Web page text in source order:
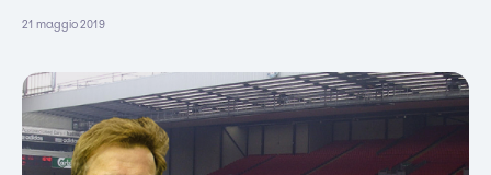
21 maggio 2019